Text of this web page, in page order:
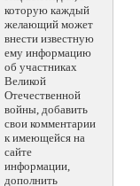
которую каждый
желающий может
внести известную
ему информацию
об участниках
Великой
Отечественной
войны, добавить
свои комментарии
к имеющейся на
сайте
информации,
дополнить